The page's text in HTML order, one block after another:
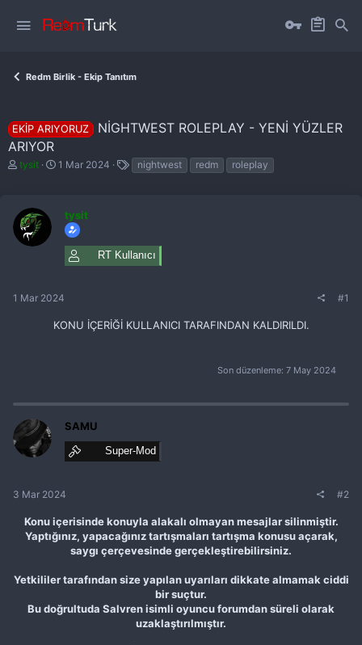
Redm Birlik - Ekip Tanıtım
EKIP ARIYORUZ
NİGHTWEST ROLEPLAY - YENİ YÜZLER
ARIYOR
K
u
y
u
a
tysit
B
a
r
i
h
1 Mar 2024
t
e
r
nightwest redm roleplay
tysit
RT Kullanıcı
1 Mar 2024 #1
KONU İÇERİĞİ KULLANICI TARAFINDAN KALDIRILDI.
Son düzenleme: 7 May 2024
SAMU
Super-Mod
3 Mar 2024 #2
Konu içerisinde konuyla alakalı olmayan mesajlar silinmiştir.
Yaptığınız, yapacağınız tartışmaları tartışma konusu açarak,
saygı çerçevesinde gerçekleştirebilirsiniz.
Yetkililer tarafından size yapılan uyarıları dikkate almamak ciddi
bir suçtur.
Bu doğrultuda Salvren isimli oyuncu forumdan süreli olarak
uzaklaştırılmıştır.